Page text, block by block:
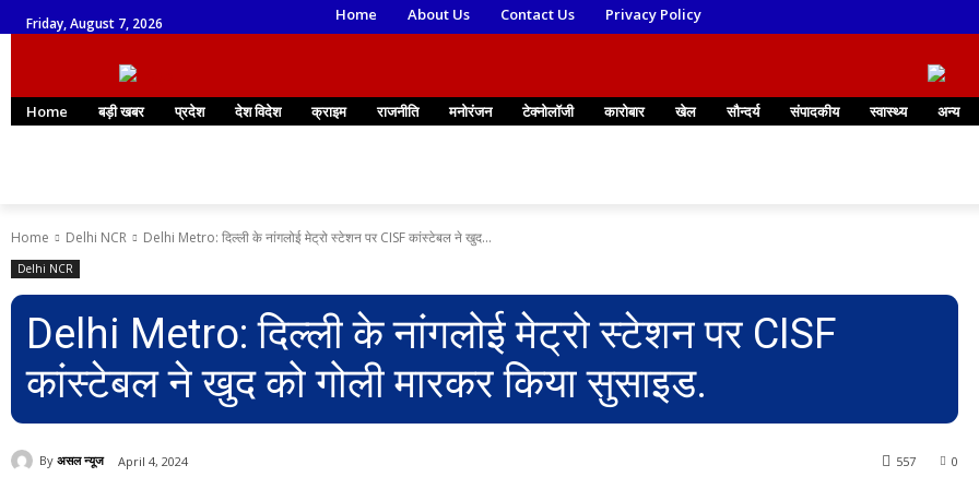
Friday, August 7, 2026 Home About Us Contact Us Privacy Policy
Home बड़ी खबर प्रदेश देश विदेश क्राइम राजनीति मनोरंजन टेक्नोलॉजी कारोबार खेल सौन्दर्य संपादकीय स्वास्थ्य अन्य
Home Delhi NCR Delhi Metro: दिल्ली के नांगलोई मेट्रो स्टेशन पर CISF कांस्टेबल ने खुद...
Delhi NCR
Delhi Metro: दिल्ली के नांगलोई मेट्रो स्टेशन पर CISF
कांस्टेबल ने खुद को गोली मारकर किया सुसाइड.
By असल न्यूज April 4, 2024 0
557